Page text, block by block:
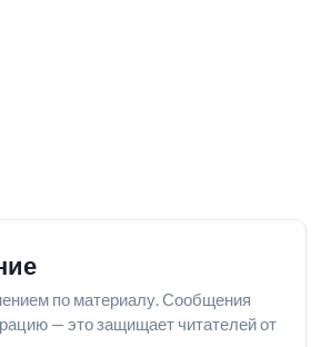
по материалу. Сообщения
— это защищает читателей от